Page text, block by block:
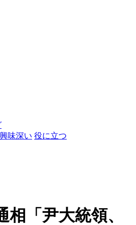
興味深い 役に立つ
「尹大統領、